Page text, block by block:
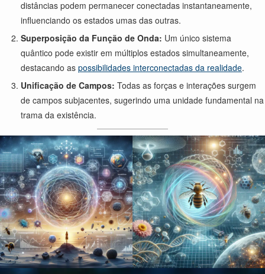
distâncias podem permanecer conectadas instantaneamente,
influenciando os estados umas das outras.
Superposição da Função de Onda: Um único sistema
quântico pode existir em múltiplos estados simultaneamente,
destacando as possibilidades interconectadas da realidade.
Unificação de Campos: Todas as forças e interações surgem
de campos subjacentes, sugerindo uma unidade fundamental na
trama da existência.